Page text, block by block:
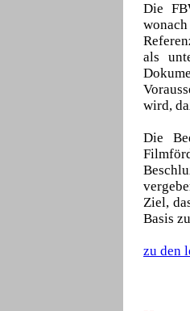
Die
als
wird,
Die
Ziel,
Basis
zu den